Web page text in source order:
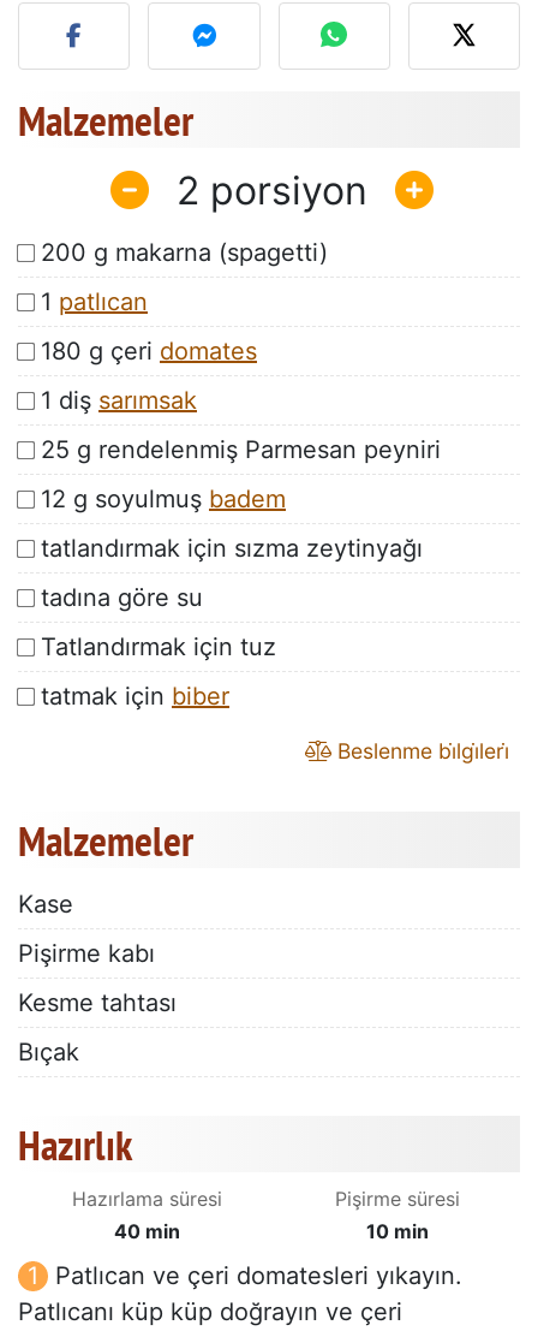
Malzemeler
2
200 g makarna (spagetti)
1 patlıcan
180 g çeri domates
1 diş sarımsak
25 g rendelenmiş Parmesan peyniri
12 g soyulmuş badem
tatlandırmak için sızma zeytinyağı
tadına göre su
Tatlandırmak için tuz
tatmak için biber
Beslenme bi̇lgi̇leri̇
Malzemeler
Kase
Pişirme kabı
Kesme tahtası
Bıçak
Hazırlık
Hazırlama süresi
40 min
Pişirme süresi
10 min
Patlıcan ve çeri domatesleri yıkayın.
Patlıcanı küp küp doğrayın ve çeri